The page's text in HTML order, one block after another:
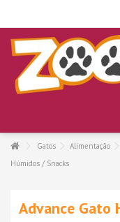
Gatos Alimentação
Húmidos / Snacks
Advance Gato